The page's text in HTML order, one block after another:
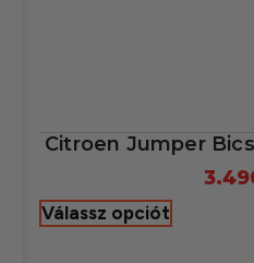
Citroen Jumper
Válassz opciót